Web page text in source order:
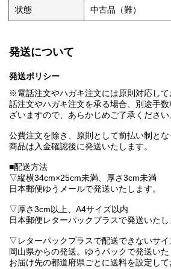
状態 中古品（難）
発送について
発送ポリシー
※電話注文やハガキ注文には原則対応し
話注文やハガキ注文を承る場合、別途手
ざいますので、あらかじめご了承ください
公費注文を除き、原則として前払い制とな
商品は入金確認後に発送いたします。
■配送方法
▽縦横34cm×25cm未満、厚さ3cm未満
日本郵便ゆうメールで発送いたします。
▽厚さ3cm以上、A4サイズ以内
日本郵便レターパックプラスで発送いたし
▽レターパックプラスで配送できないサイ
岡山県からの発送。ゆうパックで発送いた
お届け先の都道府県ごとに送料を設定して